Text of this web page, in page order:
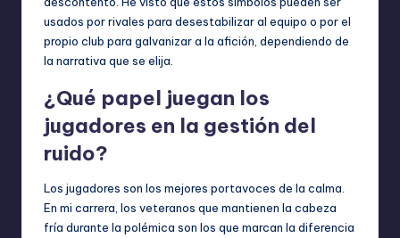
usados por rivales para desestabilizar al equipo o por el
propio club para galvanizar a la afición, dependiendo de
la narrativa que se elija.
¿Qué papel juegan los
jugadores en la gestión del
ruido?
Los jugadores son los mejores portavoces de la calma.
En mi carrera, los veteranos que mantienen la cabeza
fría durante la polémica son los que marcan la diferencia